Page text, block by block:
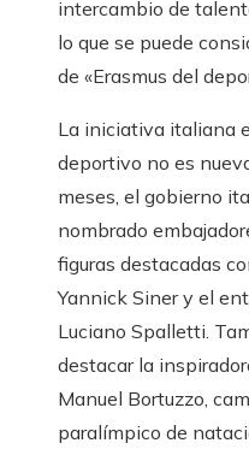
intercambio de
lo que se puede
de «Erasmus del
La iniciativa italiana
deportivo no es
meses, el gobierno
nombrado
figuras destacadas
Yannick Siner y el
Luciano Spalletti.
destacar la
Manuel Bortuzzo,
paralímpico de